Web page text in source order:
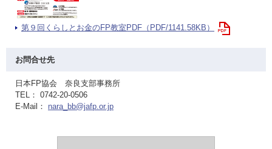
第９回くらしとお金のFP教室PDF（PDF/1141.58KB）
お問合せ先
日本FP協会 奈良支部事務所
TEL： 0742-20-0506
E-Mail： nara_bb@jafp.or.jp